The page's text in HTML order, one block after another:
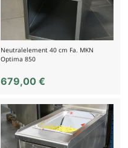
Neutralelement 40 cm Fa. MKN
Optima 850
679,00€